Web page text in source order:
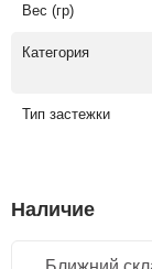
Вес (гр)
Категория
Тип застежки
Наличие